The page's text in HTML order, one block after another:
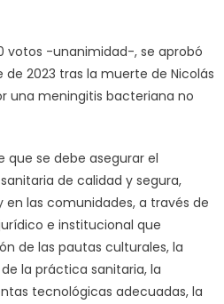
votos -unanimidad-, se aprobó
2023 tras la muerte de Nicolás
una meningitis bacteriana no
que se debe asegurar el
de calidad y segura,
las comunidades, a través de
e institucional que
de las pautas culturales, la
la práctica sanitaria, la
tecnológicas adecuadas, la